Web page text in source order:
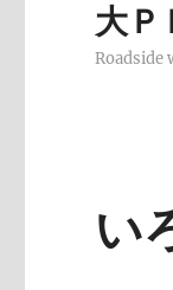
大Ｐ
Roadside
い